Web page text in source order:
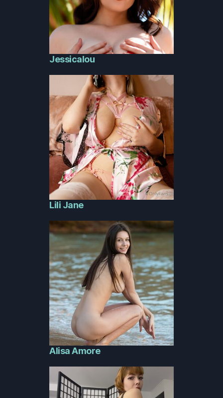
Jessicalou
Lili Jane
Alisa Amore